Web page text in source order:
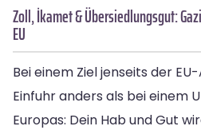
Zoll, İkamet & Übersiedlungsgut:
EU
Bei einem Ziel jenseits der
Einfuhr anders als bei einem
Europas: Dein Hab und Gut